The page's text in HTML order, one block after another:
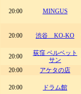
20:00 MINGUS
20:00 渋谷 KO-KO
20:00
荻窪 ベルベット
サン
20:00
アケタの店
20:00 ドラム館